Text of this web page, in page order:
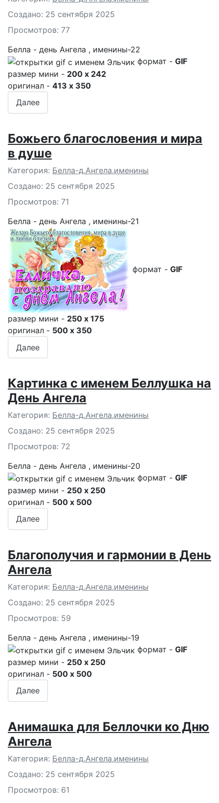
Создано: 25 сентября 2025
Просмотров: 77
Белла - день Ангела , именины-22
формат - GIF
размер мини - 200 x 242
оригинал - 413 x 350
Далее
Божьего благословения и мира
в душе
Подробности
Категория: Белла-д.Ангела,именины
Создано: 25 сентября 2025
Просмотров: 71
Белла - день Ангела , именины-21
формат - GIF
размер мини - 250 x 175
оригинал - 500 x 350
Далее
Картинка с именем Беллушка на
День Ангела
Подробности
Категория: Белла-д.Ангела,именины
Создано: 25 сентября 2025
Просмотров: 72
Белла - день Ангела , именины-20
формат - GIF
размер мини - 250 x 250
оригинал - 500 x 500
Далее
Благополучия и гармонии в День
Ангела
Подробности
Категория: Белла-д.Ангела,именины
Создано: 25 сентября 2025
Просмотров: 59
Белла - день Ангела , именины-19
формат - GIF
размер мини - 250 x 250
оригинал - 500 x 500
Далее
Анимашка для Беллочки ко Дню
Ангела
Подробности
Категория: Белла-д.Ангела,именины
Создано: 25 сентября 2025
Просмотров: 61